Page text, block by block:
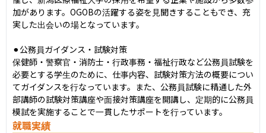
加があります。OGOBの活躍する姿を見聞きすることもでき、充
実した出会いの場となっています。
⚫︎公務員ガイダンス・試験対策
保健師・警察官・消防士・行政事務・福祉行政など公務員試験を
必要とする学生のために、仕事内容、試験対策方法の概要につい
てガイダンスを行なっています。また、公務員試験に精通した外
部講師の試験対策講座や面接対策講座を開講し、定期的に公務員
模試を実施することで一貫したサポートを行っています。
就職実績